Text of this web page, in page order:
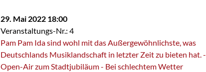
29. Mai 2022 18:00
Veranstaltungs-Nr.: 4
Pam Pam Ida sind wohl mit das Außergewöhnlichste, was
Deutschlands Musiklandschaft in letzter Zeit zu bieten hat. -
Open-Air zum Stadtjubiläum - Bei schlechtem Wetter